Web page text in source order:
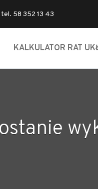
tel. 58 352 13 43
KALKULATOR RAT